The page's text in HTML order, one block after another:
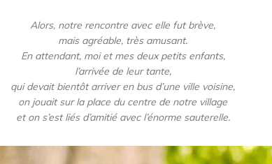
Alors, notre rencontre avec elle fut brève,
mais agréable, très amusant.
En attendant, moi et mes deux petits enfants,
l’arrivée de leur tante,
qui devait bientôt arriver en bus d’une ville voisine,
on jouait sur la place du centre de notre village
et on s’est liés d’amitié avec l’énorme sauterelle.